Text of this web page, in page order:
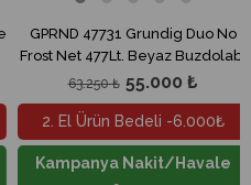
GPRND 47731 Grundig Duo No
Frost Net 477Lt. Beyaz Buzdolabı
55.000 ₺
63.250 ₺
2. El Ürün Bedeli -6.000₺
Kampanya Nakit/Havale